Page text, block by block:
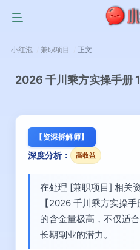
小红泡 兼职项目 正文
2026 千川乘方实操手册
【资深拆解师】
深度分析： 高收益
在处理 [兼职项目] 相关
【2026 千川乘方实操手
的含金量极高，不仅适
长期副业的潜力。